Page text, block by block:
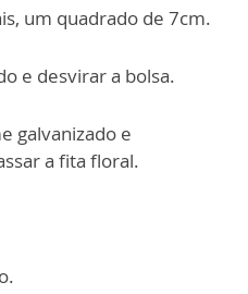
um quadrado de 7cm.
e desvirar a bolsa.
galvanizado e
a fita floral.